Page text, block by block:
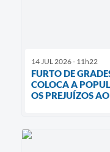
14 JUL 2026 - 11h22
FURTO DE
COLOCA A
OS PREJUÍZOS